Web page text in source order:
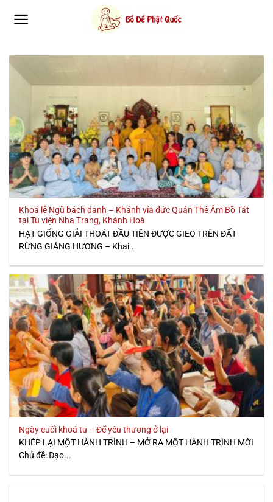
qua
dung
Khoá lễ Ngũ bách danh – Khánh vía đức Quán Thế Âm Bồ Tát
tại Tu viện Nha Trang, Khánh Hoà
HẠT GIỐNG GIẢI THOÁT ĐẦU TIÊN ĐƯỢC GIEO TRÊN ĐẤT
RỪNG GIÁNG HƯƠNG – Khai...
Ngày cuối khoá tu – Để yêu thương ở lại
KHÉP LẠI MỘT HÀNH TRÌNH – MỞ RA MỘT HÀNH TRÌNH MỜI
Chủ đề: Đạo...